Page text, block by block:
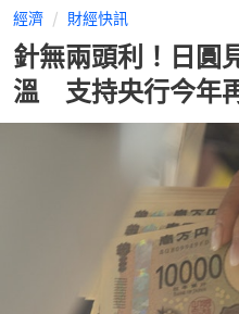
經濟 財經快訊
針無兩頭利！日圓
溫 支持央行今年